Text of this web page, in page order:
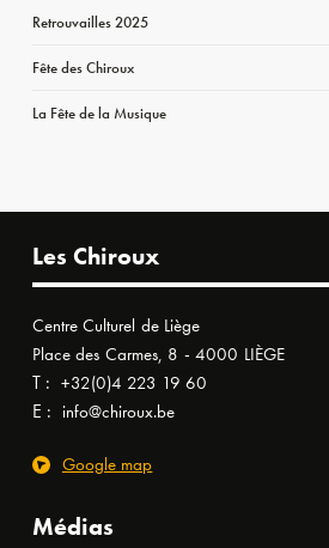
Retrouvailles 2025
Fête des Chiroux
La Fête de la Musique
Les Chiroux
Centre Culturel de Liège
Place des Carmes, 8 - 4000 LIÈGE
T : +32(0)4 223 19 60
E : info@chiroux.be
Google map
Médias